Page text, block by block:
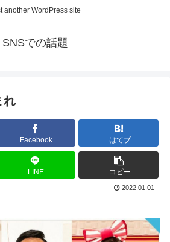
another WordPress site
SNSでの話題
れ
Facebook はてブ
LINE コピー
2022.01.01